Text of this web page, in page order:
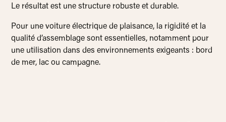
Le résultat est une structure robuste et durable.
Pour une voiture électrique de plaisance, la rigidité et la
qualité d’assemblage sont essentielles, notamment pour
une utilisation dans des environnements exigeants : bord
de mer, lac ou campagne.